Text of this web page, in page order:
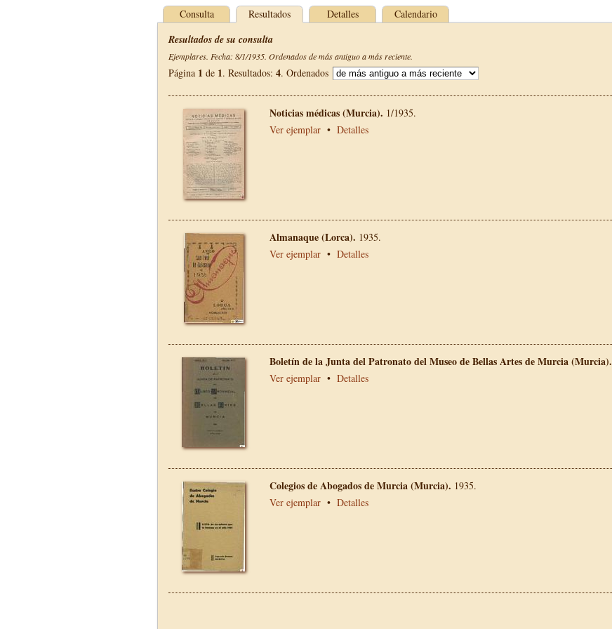
Consulta Resultados Detalles Calendario
Resultados de su consulta
Ejemplares. Fecha: 8/1/1935. Ordenados de más antiguo a más reciente.
Página 1 de 1. Resultados: 4. Ordenados
Noticias médicas (Murcia). 1/1935.
Ver ejemplar • Detalles
Almanaque (Lorca). 1935.
Ver ejemplar • Detalles
Boletín de la Junta del Patronato del Museo de Bellas Artes de Murcia (Murcia).
Ver ejemplar • Detalles
Colegios de Abogados de Murcia (Murcia). 1935.
Ver ejemplar • Detalles